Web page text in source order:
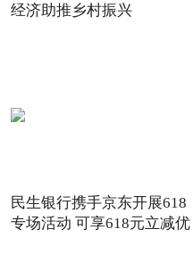
经济助推乡村振兴
民生银行携手京东开展618
专场活动 可享618元立减优